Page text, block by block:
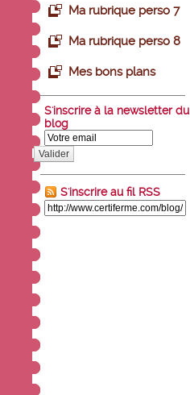
Ma rubrique perso 7
Ma rubrique perso 8
Mes bons plans
S'inscrire à la newsletter du
blog
Valider
S'inscrire au fil RSS